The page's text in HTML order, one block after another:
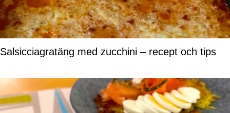
Salsicciagratäng med zucchini – recept och tips